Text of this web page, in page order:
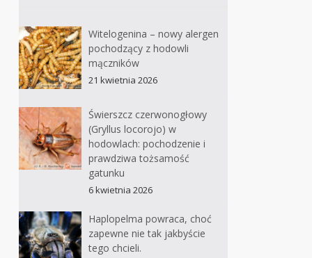
Witelogenina – nowy alergen
pochodzący z hodowli
mączników
21 kwietnia 2026
Świerszcz czerwonogłowy
(Gryllus locorojo) w
hodowlach: pochodzenie i
prawdziwa tożsamość
gatunku
6 kwietnia 2026
Haplopelma powraca, choć
zapewne nie tak jakbyście
tego chcieli.